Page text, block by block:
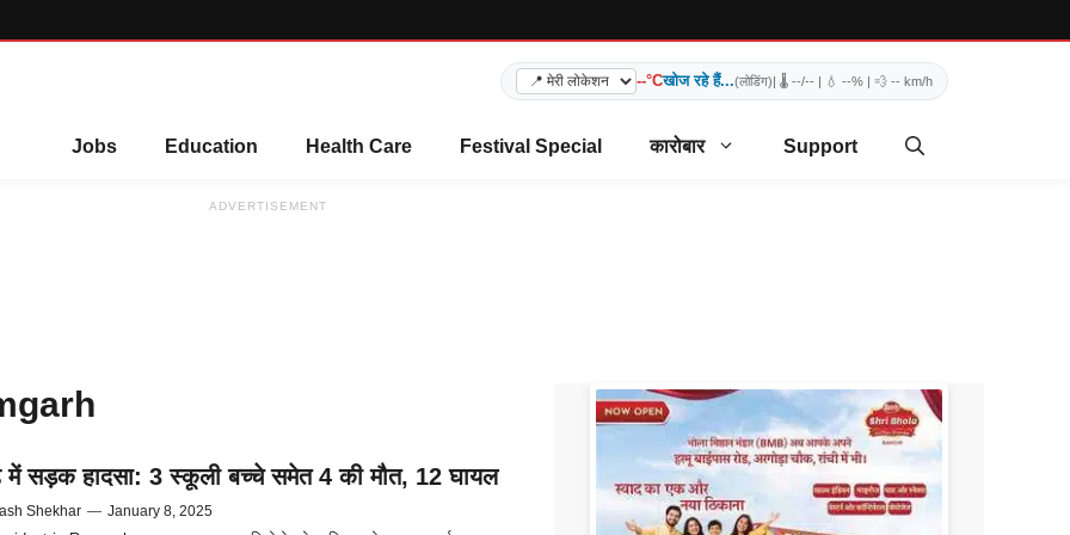
--°Cखोज रहे हैं...(लोडिंग)| 🌡️ --/-- | 💧 --% | 💨 -- km/h
Jobs Education Health Care Festival Special कारोबार Support
ADVERTISEMENT
में सड़क हादसा: 3 स्कूली बच्‍चे समेत 4 की मौत, 12 घायल
Shekhar — January 8, 2025